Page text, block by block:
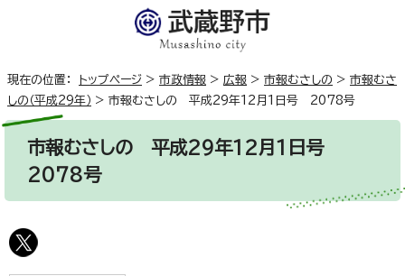
現在の位置： トップページ > 市政情報 > 広報 > 市報むさしの > 市報むさ
しの（平成29年） > 市報むさしの 平成29年12月1日号 2078号
市報むさしの 平成29年12月1日号
2078号